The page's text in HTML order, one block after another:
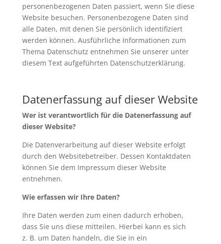
personenbezogenen Daten passiert, wenn Sie diese
Website besuchen. Personenbezogene Daten sind
alle Daten, mit denen Sie persönlich identifiziert
werden können. Ausführliche Informationen zum
Thema Datenschutz entnehmen Sie unserer unter
diesem Text aufgeführten Datenschutzerklärung.
Datenerfassung auf dieser Website
Wer ist verantwortlich für die Datenerfassung auf
dieser Website?
Die Datenverarbeitung auf dieser Website erfolgt
durch den Websitebetreiber. Dessen Kontaktdaten
können Sie dem Impressum dieser Website
entnehmen.
Wie erfassen wir Ihre Daten?
Ihre Daten werden zum einen dadurch erhoben,
dass Sie uns diese mitteilen. Hierbei kann es sich
z. B. um Daten handeln, die Sie in ein